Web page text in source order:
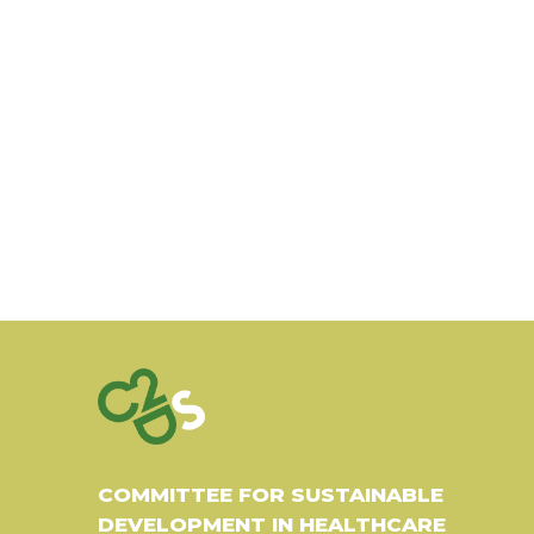
COMMITTEE FOR SUSTAINABLE
DEVELOPMENT IN HEALTHCARE